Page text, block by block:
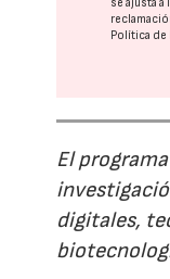
se ajusta
Política
El
digitales,